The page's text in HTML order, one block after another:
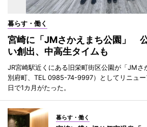
暮らす・働く
宮崎に「JMさかえまち公園」
い創出、中高生タイムも
JR宮崎駅近くにある旧栄町街区公園が「JMさ
別府町、TEL 0985-74-9997）としてリニュ
日で1カ月がたった。
暮らす・働く